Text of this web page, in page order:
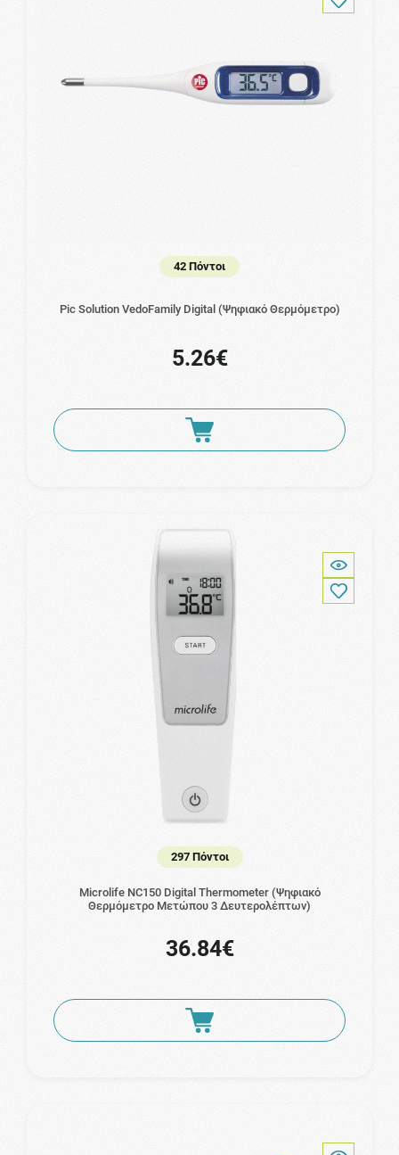
42 Πόντοι
Pic Solution VedoFamily Digital (Ψηφιακό Θερμόμετρο)
5.26€
297 Πόντοι
Microlife NC150 Digital Thermometer (Ψηφιακό
Θερμόμετρο Μετώπου 3 Δευτερολέπτων)
36.84€